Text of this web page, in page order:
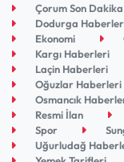
Çorum Son
Dodurga
Ekonomi
Kargı Haberleri
Laçin Haberleri
Oğuzlar Haberleri
Osmancık
Resmi İlan
Spor
Uğurludağ